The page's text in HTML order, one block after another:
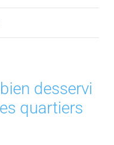
desservi
quartiers